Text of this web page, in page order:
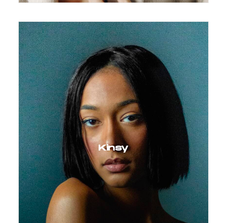
Kinsy